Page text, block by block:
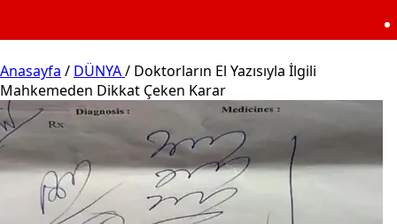
Meteoroloji
Anasayfa / DÜNYA/ Doktorların El Yazısıyla İlgili
Mahkemeden Dikkat Çeken Karar